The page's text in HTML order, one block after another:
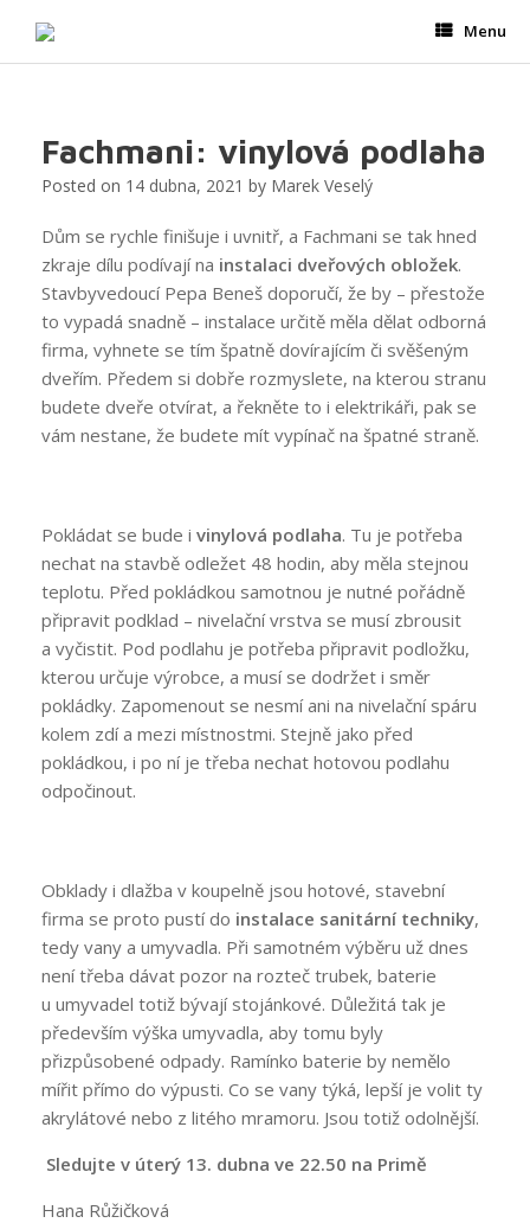
Menu
Fachmani: vinylová podlaha
Posted on 14 dubna, 2021 by Marek Veselý
Dům se rychle finišuje i uvnitř, a Fachmani se tak hned
zkraje dílu podívají na instalaci dveřových obložek.
Stavbyvedoucí Pepa Beneš doporučí, že by – přestože
to vypadá snadně – instalace určitě měla dělat odborná
firma, vyhnete se tím špatně dovírajícím či svěšeným
dveřím. Předem si dobře rozmyslete, na kterou stranu
budete dveře otvírat, a řekněte to i elektrikáři, pak se
vám nestane, že budete mít vypínač na špatné straně.
Pokládat se bude i vinylová podlaha. Tu je potřeba
nechat na stavbě odležet 48 hodin, aby měla stejnou
teplotu. Před pokládkou samotnou je nutné pořádně
připravit podklad – nivelační vrstva se musí zbrousit
a vyčistit. Pod podlahu je potřeba připravit podložku,
kterou určuje výrobce, a musí se dodržet i směr
pokládky. Zapomenout se nesmí ani na nivelační spáru
kolem zdí a mezi místnostmi. Stejně jako před
pokládkou, i po ní je třeba nechat hotovou podlahu
odpočinout.
Obklady i dlažba v koupelně jsou hotové, stavební
firma se proto pustí do instalace sanitární techniky,
tedy vany a umyvadla. Při samotném výběru už dnes
není třeba dávat pozor na rozteč trubek, baterie
u umyvadel totiž bývají stojánkové. Důležitá tak je
především výška umyvadla, aby tomu byly
přizpůsobené odpady. Ramínko baterie by nemělo
mířit přímo do výpusti. Co se vany týká, lepší je volit ty
akrylátové nebo z litého mramoru. Jsou totiž odolnější.
Sledujte v úterý 13. dubna ve 22.50 na Primě
Hana Růžičková